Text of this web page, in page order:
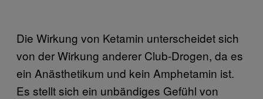
Die Wirkung von Ketamin unterscheidet sich
von der Wirkung anderer Club-Drogen, da es
ein Anästhetikum und kein Amphetamin ist.
Es stellt sich ein unbändiges Gefühl von